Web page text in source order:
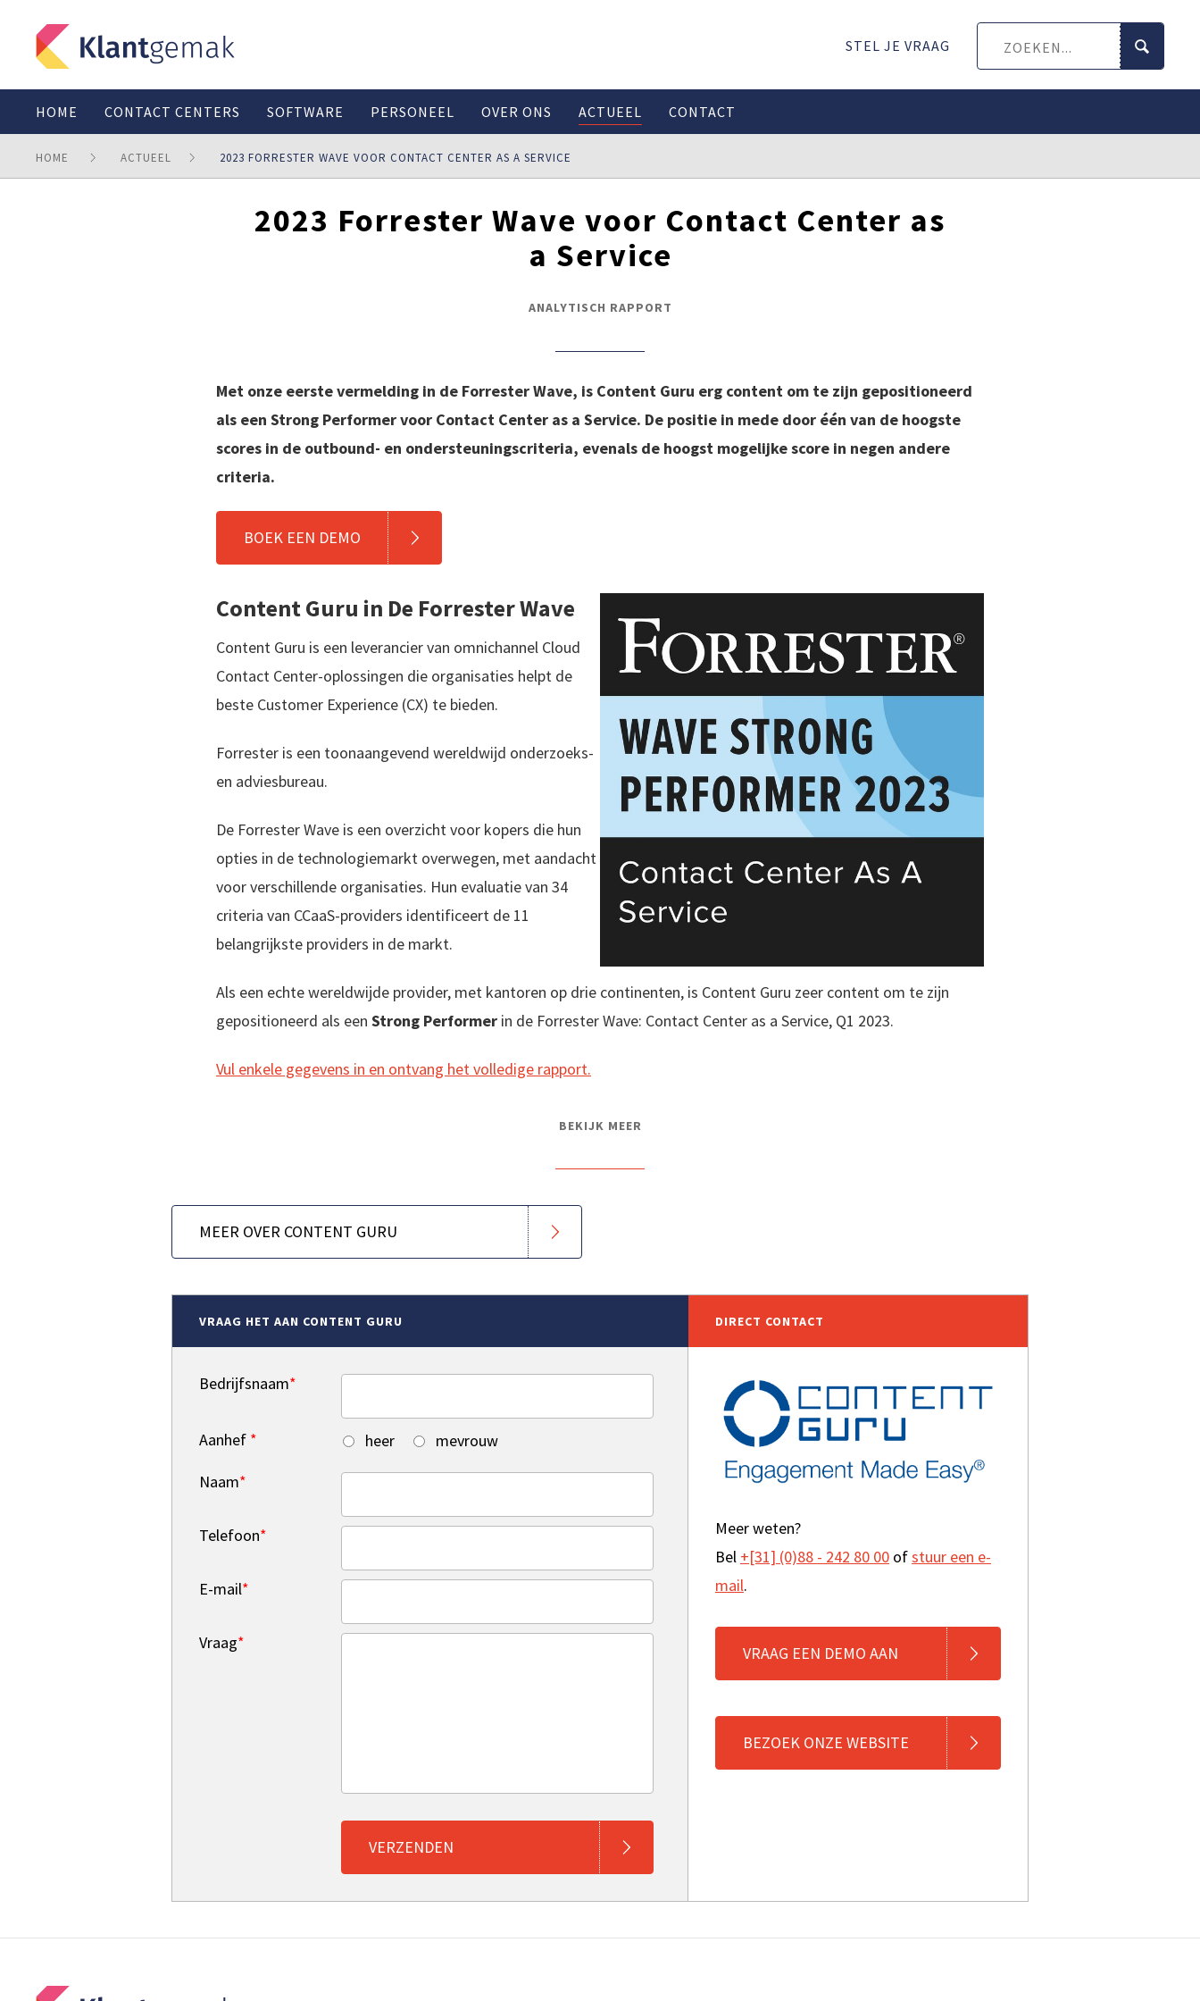
STEL JE VRAAG
HOME CONTACT CENTERS SOFTWARE PERSONEEL OVER ONS ACTUEEL CONTACT
HOME ACTUEEL 2023 FORRESTER WAVE VOOR CONTACT CENTER AS A SERVICE
2023 Forrester Wave voor Contact Center as
a Service
ANALYTISCH RAPPORT
Met onze eerste vermelding in de Forrester Wave, is Content Guru erg content om te zijn gepositioneerd
als een Strong Performer voor Contact Center as a Service. De positie in mede door één van de hoogste
scores in de outbound- en ondersteuningscriteria, evenals de hoogst mogelijke score in negen andere
criteria.
BOEK EEN DEMO
Content Guru in De Forrester Wave
Content Guru is een leverancier van omnichannel Cloud
Contact Center-oplossingen die organisaties helpt de
beste Customer Experience (CX) te bieden.
Forrester is een toonaangevend wereldwijd onderzoeks-
en adviesbureau.
De Forrester Wave is een overzicht voor kopers die hun
opties in de technologiemarkt overwegen, met aandacht
voor verschillende organisaties. Hun evaluatie van 34
criteria van CCaaS-providers identificeert de 11
belangrijkste providers in de markt.
Als een echte wereldwijde provider, met kantoren op drie continenten, is Content Guru zeer content om te zijn
gepositioneerd als een Strong Performer in de Forrester Wave: Contact Center as a Service, Q1 2023.
Vul enkele gegevens in en ontvang het volledige rapport.
BEKIJK MEER
MEER OVER CONTENT GURU
VRAAG HET AAN CONTENT GURU
Bedrijfsnaam*
Aanhef * heer
mevrouw
Naam*
Telefoon*
E-mail*
Vraag*
VERZENDEN
DIRECT CONTACT
Meer weten?
Bel +[31] (0)88 - 242 80 00 ofstuur een e-
mail.
VRAAG EEN DEMO AAN
BEZOEK ONZE WEBSITE